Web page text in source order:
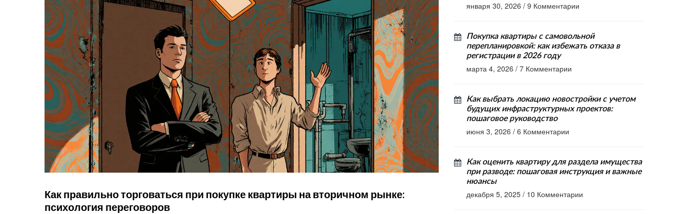
Как правильно торговаться при покупке квартиры на вторичном рынке:
психология переговоров
января 30, 2026 / 9 Комментарии
Покупка квартиры с самовольной
перепланировкой: как избежать отказа в
регистрации в 2026 году
марта 4, 2026 / 7 Комментарии
Как выбрать локацию новостройки с учетом
будущих инфраструктурных проектов:
пошаговое руководство
июня 3, 2026 / 6 Комментарии
Как оценить квартиру для раздела имущества
при разводе: пошаговая инструкция и важные
нюансы
декабря 5, 2025 / 10 Комментарии